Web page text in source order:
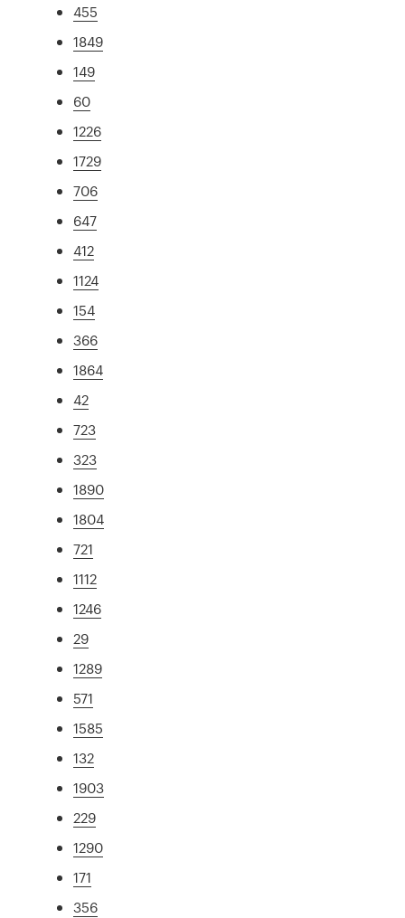
455
1849
149
60
1226
1729
706
647
412
1124
154
366
1864
42
723
323
1890
1804
721
1112
1246
29
1289
571
1585
132
1903
229
1290
171
356